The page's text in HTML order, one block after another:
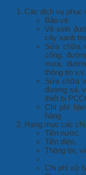
Các dịch vụ phục
Bảo vệ.
Vệ sinh
cây xanh
Sửa chữa
cống,
mưa,
thông tin
Sửa chữa
đường sá,
thiết bị
Chi phí
hàng
Hạng mục các
Tiền nước.
Tiền điện.
Thông tin,
Chi phí xử